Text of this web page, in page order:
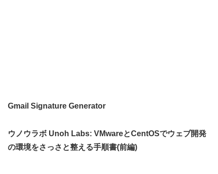
Gmail Signature Generator
ウノウラボ Unoh Labs: VMwareとCentOSでウェブ開発
の環境をさっさと整える手順書(前編)